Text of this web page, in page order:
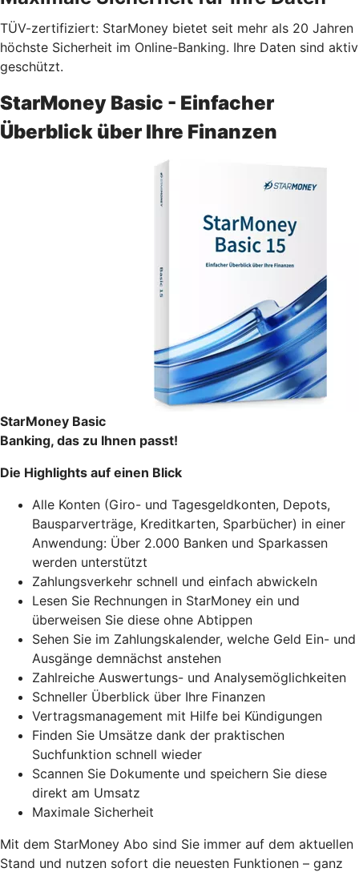
TÜV-zertifiziert: StarMoney bietet seit mehr als 20 Jahren
höchste Sicherheit im Online-Banking. Ihre Daten sind aktiv
geschützt.
StarMoney Basic - Einfacher
Überblick über Ihre Finanzen
StarMoney Basic
Banking, das zu Ihnen passt!
Die Highlights auf einen Blick
Alle Konten (Giro- und Tagesgeldkonten, Depots,
Bausparverträge, Kreditkarten, Sparbücher) in einer
Anwendung: Über 2.000 Banken und Sparkassen
werden unterstützt
Zahlungsverkehr schnell und einfach abwickeln
Lesen Sie Rechnungen in StarMoney ein und
überweisen Sie diese ohne Abtippen
Sehen Sie im Zahlungskalender, welche Geld Ein- und
Ausgänge demnächst anstehen
Zahlreiche Auswertungs- und Analysemöglichkeiten
Schneller Überblick über Ihre Finanzen
Vertragsmanagement mit Hilfe bei Kündigungen
Finden Sie Umsätze dank der praktischen
Suchfunktion schnell wieder
Scannen Sie Dokumente und speichern Sie diese
direkt am Umsatz
Maximale Sicherheit
Mit dem StarMoney Abo sind Sie immer auf dem aktuellen
Stand und nutzen sofort die neuesten Funktionen – ganz